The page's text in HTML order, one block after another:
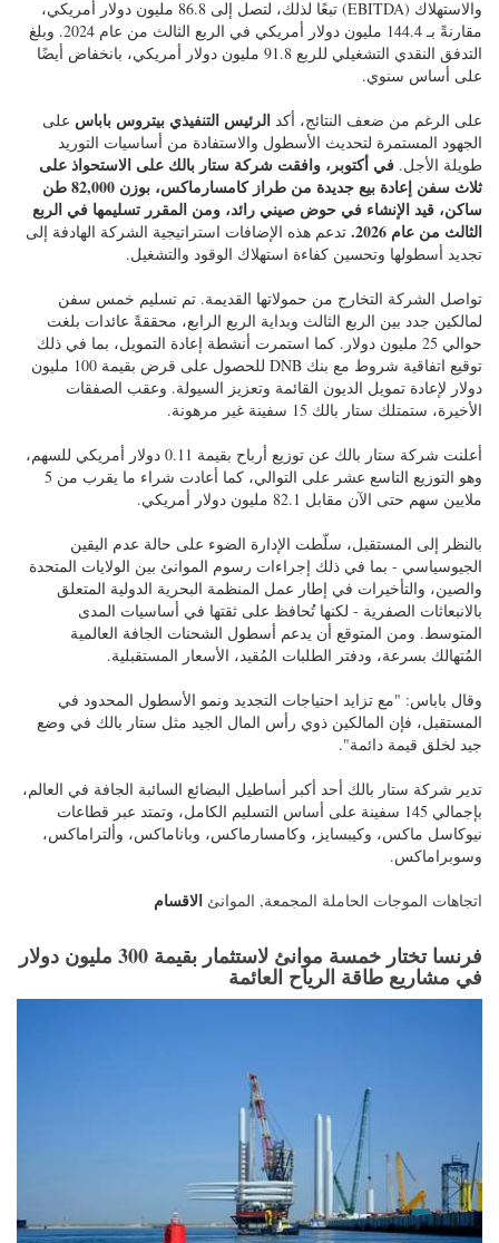
والاستهلاك (EBITDA) تبعًا لذلك، لتصل إلى 86.8 مليون دولار أمريكي،
مقارنةً بـ 144.4 مليون دولار أمريكي في الربع الثالث من عام 2024. وبلغ
التدفق النقدي التشغيلي للربع 91.8 مليون دولار أمريكي، بانخفاض أيضًا
على أساس سنوي.
على الرغم من ضعف النتائج، أكد الرئيس التنفيذي بيتروس باباس على
الجهود المستمرة لتحديث الأسطول والاستفادة من أساسيات التوريد
طويلة الأجل. في أكتوبر، وافقت شركة ستار بالك على الاستحواذ على
ثلاث سفن إعادة بيع جديدة من طراز كامسارماكس، بوزن 82,000 طن
ساكن، قيد الإنشاء في حوض صيني رائد، ومن المقرر تسليمها في الربع
الثالث من عام 2026.
تدعم هذه الإضافات استراتيجية الشركة الهادفة إلى
تجديد أسطولها وتحسين كفاءة استهلاك الوقود والتشغيل.
تواصل الشركة التخارج من حمولاتها القديمة. تم تسليم خمس سفن
لمالكين جدد بين الربع الثالث وبداية الربع الرابع، محققةً عائدات بلغت
حوالي 25 مليون دولار. كما استمرت أنشطة إعادة التمويل، بما في ذلك
توقيع اتفاقية شروط مع بنك DNB للحصول على قرض بقيمة 100 مليون
دولار لإعادة تمويل الديون القائمة وتعزيز السيولة. وعقب الصفقات
الأخيرة، ستمتلك ستار بالك 15 سفينة غير مرهونة.
أعلنت شركة ستار بالك عن توزيع أرباح بقيمة 0.11 دولار أمريكي للسهم،
وهو التوزيع التاسع عشر على التوالي، كما أعادت شراء ما يقرب من 5
ملايين سهم حتى الآن مقابل 82.1 مليون دولار أمريكي.
بالنظر إلى المستقبل، سلّطت الإدارة الضوء على حالة عدم اليقين
الجيوسياسي - بما في ذلك إجراءات رسوم الموانئ بين الولايات المتحدة
والصين، والتأخيرات في إطار عمل المنظمة البحرية الدولية المتعلق
بالانبعاثات الصفرية - لكنها تُحافظ على ثقتها في أساسيات المدى
المتوسط. ومن المتوقع أن يدعم أسطول الشحنات الجافة العالمية
المُتهالك بسرعة، ودفتر الطلبات المُقيد، الأسعار المستقبلية.
وقال باباس: "مع تزايد احتياجات التجديد ونمو الأسطول المحدود في
المستقبل، فإن المالكين ذوي رأس المال الجيد مثل ستار بالك في وضع
جيد لخلق قيمة دائمة".
تدير شركة ستار بالك أحد أكبر أساطيل البضائع السائبة الجافة في العالم،
بإجمالي 145 سفينة على أساس التسليم الكامل، وتمتد عبر قطاعات
نيوكاسل ماكس، وكيبسايز، وكامسارماكس، وباناماكس، وألتراماكس،
وسوبراماكس.
اتجاهات الموجات الحاملة المجمعة, الموانئ الاقسام
فرنسا تختار خمسة موانئ لاستثمار بقيمة 300 مليون دولار
في مشاريع طاقة الرياح العائمة